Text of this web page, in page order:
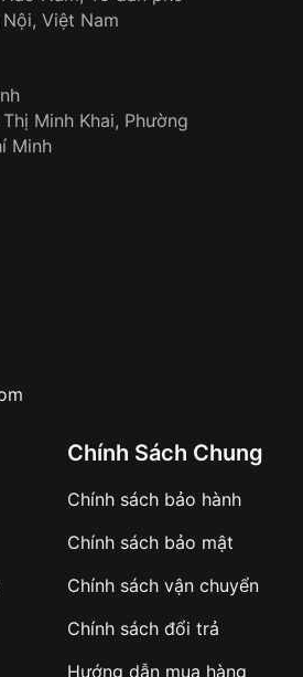
tra và thanh toán trực tiếp
toán khi nhận hàng hoặc
lợi khách hàng
khách hàng trong suốt quá
Việt Nam
Minh Khai, Phường
Minh
Chính Sách Chung
Chính sách bảo hành
Chính sách bảo mật
Chính sách vận chuyển
Chính sách đổi trả
Hướng dẫn mua hàng